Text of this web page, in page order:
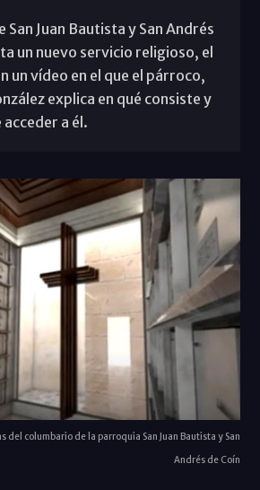
San Juan Bautista y San Andrés
un nuevo servicio religioso, el
un vídeo en el que el párroco,
explica en qué consiste y
a él.
del columbario de la parroquia San Juan Bautista y San
Andrés de Coín